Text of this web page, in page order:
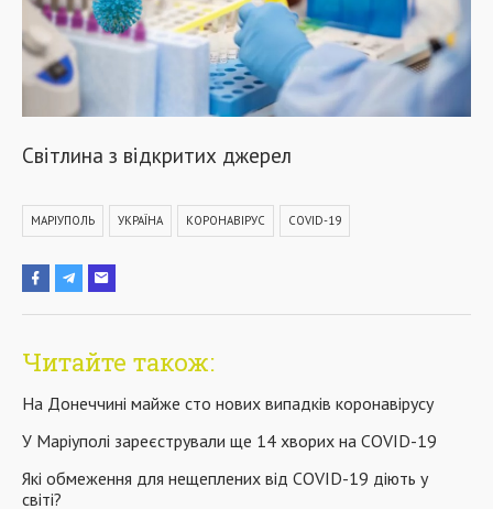
Світлина з відкритих джерел
МАРІУПОЛЬ УКРАЇНА КОРОНАВІРУС COVID-19
Читайте також:
На Донеччині майже сто нових випадків коронавірусу
У Маріуполі зареєстрували ще 14 хворих на COVID-19
Які обмеження для нещеплених від COVID-19 діють у
світі?